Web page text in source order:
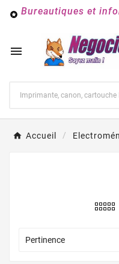
 Bureautiques et

Accueil
Pertinence